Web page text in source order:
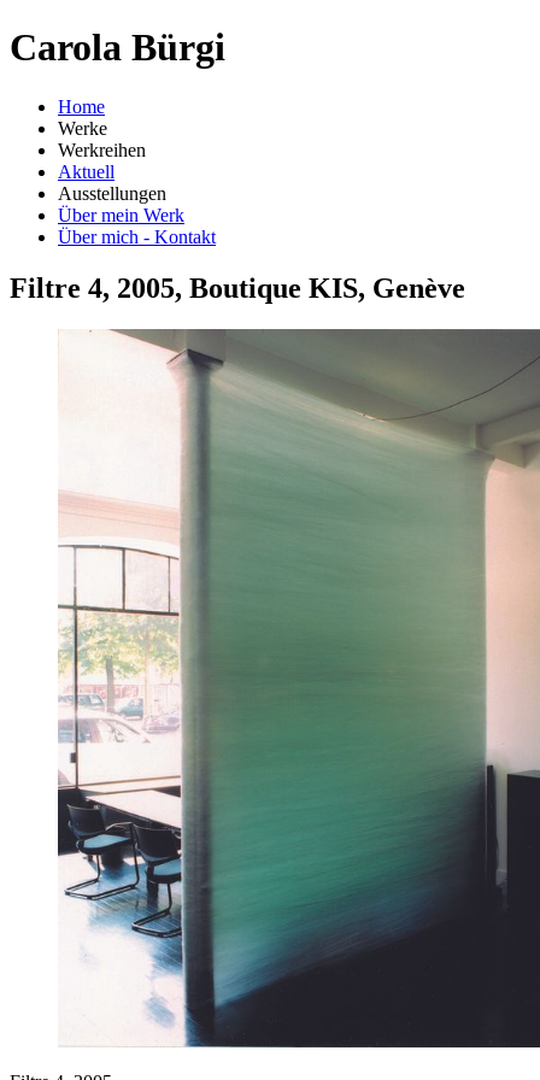
Carola Bürgi
Home
Werke
Werkreihen
Aktuell
Ausstellungen
Über mein Werk
Über mich - Kontakt
Filtre 4, 2005, Boutique KIS, Genève